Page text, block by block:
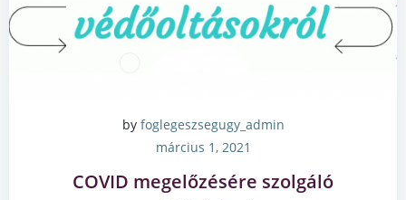
by foglegeszsegugy_admin
március 1, 2021
COVID megelőzésére szolgáló